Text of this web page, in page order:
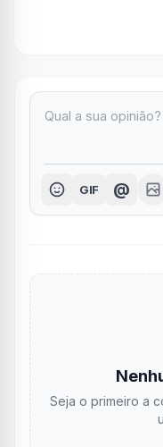
GIF @
Seja o primeiro a